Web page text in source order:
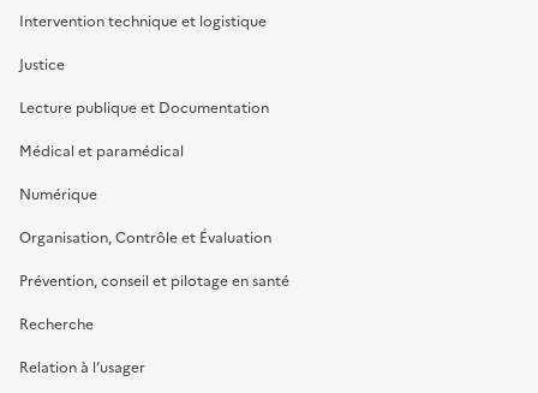
Intervention technique et logistique
Justice
Lecture publique et Documentation
Médical et paramédical
Numérique
Organisation, Contrôle et Évaluation
Prévention, conseil et pilotage en santé
Recherche
Relation à l’usager